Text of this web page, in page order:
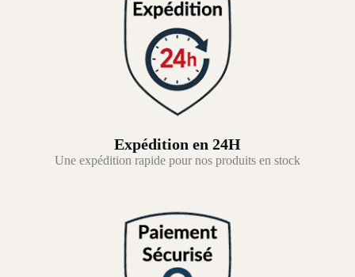
Expédition en 24H
Une expédition rapide pour nos produits en stock